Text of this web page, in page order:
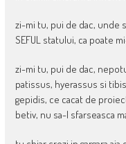
zi-mi tu, pui de dac,
SEFUL statului, ca poate
zi-mi tu, pui de dac,
patissus, hyerassus si
gepidis, ce cacat de
betiv, nu sa-l sfarseasca